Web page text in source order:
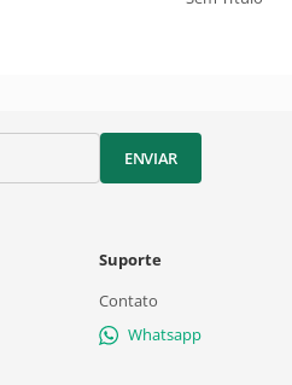
ENVIAR
Suporte
Contato
Whatsapp